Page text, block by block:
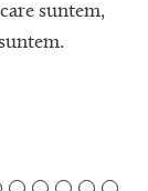
suntem,